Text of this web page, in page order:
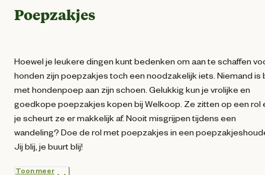
Poepzakjes
Hoewel je leukere dingen kunt bedenken om aan te schaffen
honden zijn poepzakjes toch een noodzakelijk iets. Niemand is
met hondenpoep aan zijn schoen. Gelukkig kun je vrolijke en
goedkope poepzakjes kopen bij Welkoop. Ze zitten op een rol
je scheurt ze er makkelijk af. Nooit misgrijpen tijdens een
wandeling? Doe de rol met poepzakjes in een
Jij blij, je buurt blij!
Toon meer